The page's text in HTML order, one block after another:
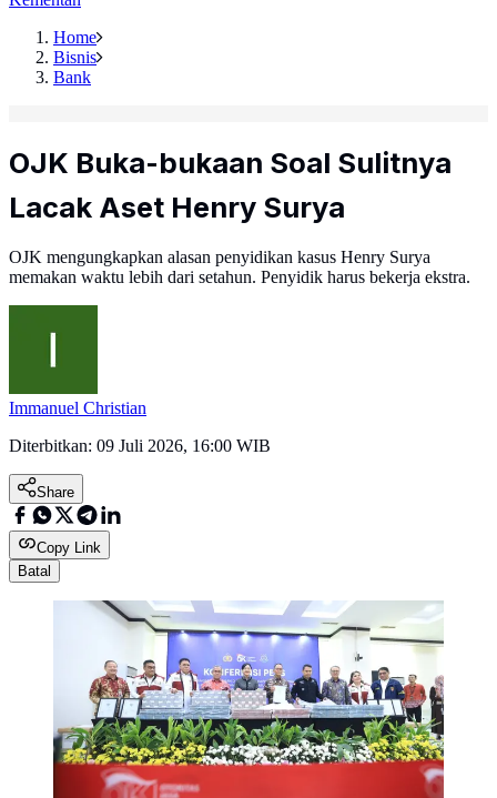
Home
Bisnis
Bank
OJK Buka-bukaan Soal Sulitnya
Lacak Aset Henry Surya
OJK mengungkapkan alasan penyidikan kasus Henry Surya
memakan waktu lebih dari setahun. Penyidik harus bekerja ekstra.
Immanuel Christian
Diterbitkan: 09 Juli 2026, 16:00 WIB
Share
Copy Link
Batal